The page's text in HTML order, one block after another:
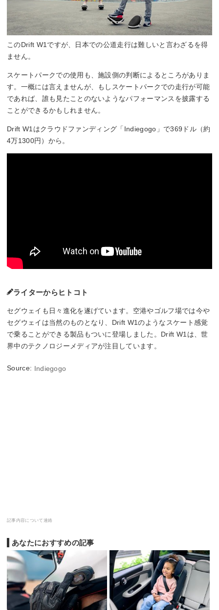
このDrift W1ですが、日本での公道走行は難しいと言わざるを得
ません。
スケートパークでの使用も、施設側の判断によるところがありま
す。一概には言えませんが、もしスケートパークでの走行が可能
であれば、誰も見たことのないようなパフォーマンスを披露する
ことができるかもしれません。
Drift W1はクラウドファンディング「Indiegogo」で369ドル（約
4万1300円）から。
ライターからヒトコト
セグウェイも日々進化を遂げています。空港やゴルフ場では今や
セグウェイは当然のものとなり、Drift W1のようなスケート感覚
で乗ることができる製品もついに登場しました。Drift W1は、世
界中のテクノロジーメディアが注目しています。
Source: Indiegogo
記事内容について連絡
あなたにおすすめの記事